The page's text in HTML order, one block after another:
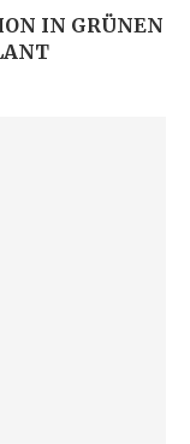
IN GRÜNEN W